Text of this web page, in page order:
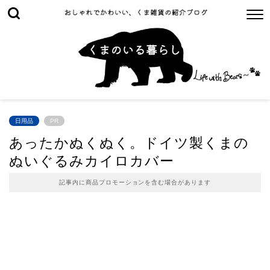
日用品 PR
あったかぬくぬく。ドイツ製くまの
ぬいぐるみカイロカバー
記事内に商品プロモーションを含む場合があります